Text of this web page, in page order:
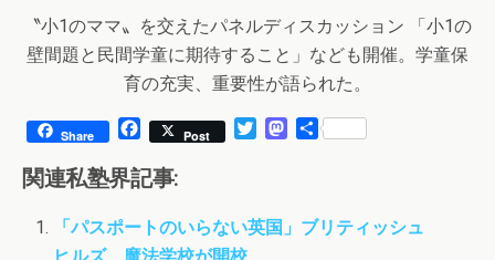
〝小1のママ〟を交えたパネルディスカッション 「小1の
壁間題と民間学童に期待すること」なども開催。学童保
育の充実、重要性が語られた。
Share
F
c
e
b
o
Post
t
e
M
d
共
関連私塾界記事:
「パスポートのいらない英国」ブリティッシュ